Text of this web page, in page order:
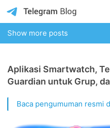
Show more posts
Aplikasi Smartwatch,
Guardian untuk Grup,
Baca pengumuman resmi